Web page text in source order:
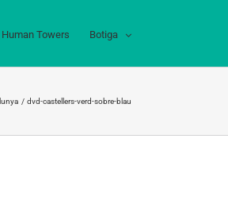
Human Towers Botiga
dvd-castellers-verd-sobre-blau